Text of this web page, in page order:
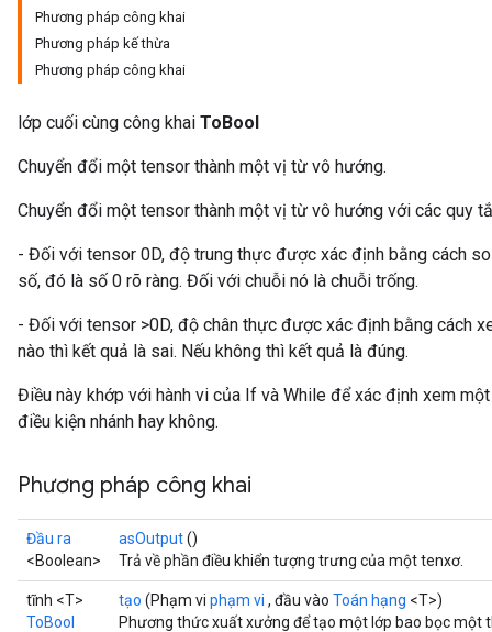
Phương pháp công khai
Phương pháp kế thừa
Phương pháp công khai
lớp cuối cùng công khai ToBool
Chuyển đổi một tensor thành một vị từ vô hướng.
Chuyển đổi một tensor thành một vị từ vô hướng với các quy
- Đối với tensor 0D, độ trung thực được xác định bằng cách
số, đó là số 0 rõ ràng. Đối với chuỗi nó là chuỗi trống.
- Đối với tensor >0D, độ chân thực được xác định bằng cách
nào thì kết quả là sai. Nếu không thì kết quả là đúng.
Điều này khớp với hành vi của If và While để xác định xem
điều kiện nhánh hay không.
Phương pháp công khai
Đầu ra
<Boolean>
asOutput()
Trả về phần điều khiển tượng trưng của một tenxơ.
tĩnh <T>
ToBool
tạo (Phạm vi phạm vi , đầu vào Toán hạng <T>)
Phương thức xuất xưởng để tạo một lớp bao bọc một